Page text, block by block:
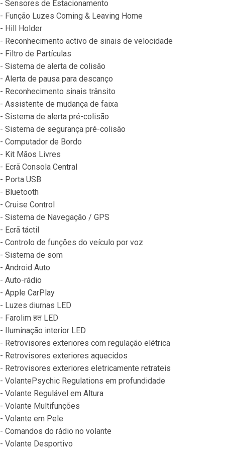
- Sensores de Estacionamento
- Função Luzes Coming & Leaving Home
- Hill Holder
- Reconhecimento activo de sinais de velocidade
- Filtro de Partículas
- Sistema de alerta de colisão
- Alerta de pausa para descanço
- Reconhecimento sinais trânsito
- Assistente de mudança de faixa
- Sistema de alerta pré-colisão
- Sistema de segurança pré-colisão
- Computador de Bordo
- Kit Mãos Livres
- Ecrã Consola Central
- Porta USB
- Bluetooth
- Cruise Control
- Sistema de Navegação / GPS
- Ecrã táctil
- Controlo de funções do veículo por voz
- Sistema de som
- Android Auto
- Auto-rádio
- Apple CarPlay
- Luzes diurnas LED
- Farolim हत LED
- Iluminação interior LED
- Retrovisores exteriores com regulação elétrica
- Retrovisores exteriores aquecidos
- Retrovisores exteriores eletricamente retrateis
- VolantePsychic Regulations em profundidade
- Volante Regulável em Altura
- Volante Multifunções
- Volante em Pele
- Comandos do rádio no volante
- Volante Desportivo